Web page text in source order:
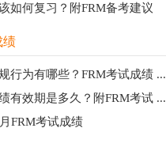
如何复习？附FRM备考建议
绩
行为有哪些？FRM考试成绩 ...
有效期是多久？附FRM考试 ...
FRM考试成绩